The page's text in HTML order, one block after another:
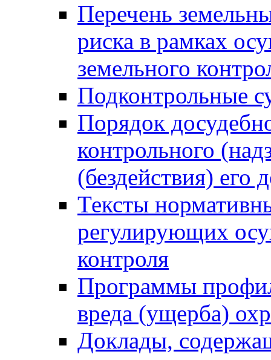
Перечень
риска в рамках
земельного
Подконтрольные
Порядок
контрольного
(бездействия)
Тексты
регулирующих
контроля
Программы
вреда (ущерба)
Доклады,